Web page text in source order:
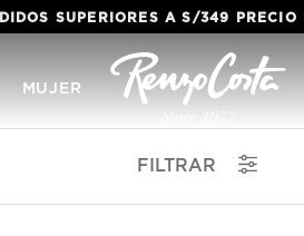
SUPERIORES A S/349
MUJER
FILTRAR